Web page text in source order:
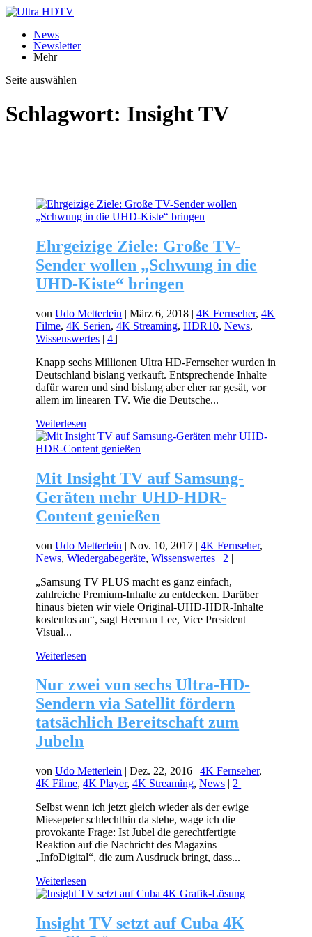
News
Newsletter
Mehr
Seite auswählen
Schlagwort: Insight TV
Ehrgeizige Ziele: Große TV-
Sender wollen „Schwung in die
UHD-Kiste“ bringen
vonUdo Metterlein |März 6, 2018 |4K Fernseher,4K
Filme,4K Serien,4K Streaming,HDR10,News,
Wissenswertes |4 |
Knapp sechs Millionen Ultra HD-Fernseher wurden in
Deutschland bislang verkauft. Entsprechende Inhalte
dafür waren und sind bislang aber eher rar gesät, vor
allem im linearen TV. Wie die Deutsche...
Weiterlesen
Mit Insight TV auf Samsung-
Geräten mehr UHD-HDR-
Content genießen
vonUdo Metterlein |Nov. 10, 2017 |4K Fernseher,
News,Wiedergabegeräte,Wissenswertes | 2 |
„Samsung TV PLUS macht es ganz einfach,
zahlreiche Premium-Inhalte zu entdecken. Darüber
hinaus bieten wir viele Original-UHD-HDR-Inhalte
kostenlos an“, sagt Heeman Lee, Vice President
Visual...
Weiterlesen
Nur zwei von sechs Ultra-HD-
Sendern via Satellit fördern
tatsächlich Bereitschaft zum
Jubeln
vonUdo Metterlein |Dez. 22, 2016 |4K Fernseher,
4K Filme,4K Player,4K Streaming,News | 2 |
Selbst wenn ich jetzt gleich wieder als der ewige
Miesepeter schlechthin da stehe, wage ich die
provokante Frage: Ist Jubel die gerechtfertigte
Reaktion auf die Nachricht des Magazins
„InfoDigital“, die zum Ausdruck bringt, dass...
Weiterlesen
Insight TV setzt auf Cuba 4K